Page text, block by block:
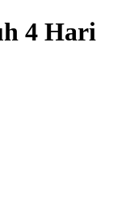
4 Hari